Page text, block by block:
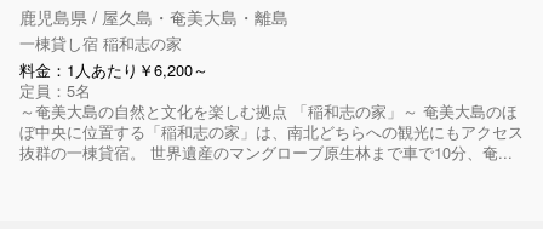
鹿児島県 / 屋久島・奄美大島・離島
一棟貸し宿 稲和志の家
料金：1人あたり￥6,200～
定員：5名
～奄美大島の自然と文化を楽しむ拠点 「稲和志の家」～ 奄美大島のほ
ぼ中央に位置する「稲和志の家」は、南北どちらへの観光にもアクセス
抜群の一棟貸宿。 世界遺産のマングローブ原生林まで車で10分、奄...